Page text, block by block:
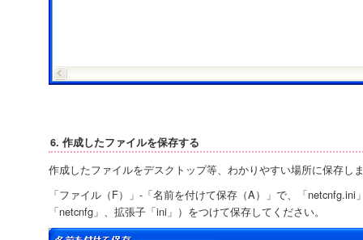
6. 作成したファイルを保存する
作成したファイルをデスクトップ等、わかりやすい場所に保存し
「ファイル（F）」-「名前を付けて保存（A）」で、「
「netcnfg」、拡張子「ini」）をつけて保存してください。